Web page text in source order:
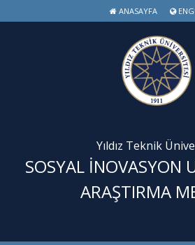
ANASAYFA
Yıldız Teknik
SOSYAL İNOVASYON
ARAŞTIRMA